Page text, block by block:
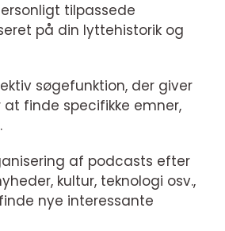
tilpassede
på din lyttehistorik og
søgefunktion, der giver
finde specifikke emner,
af podcasts efter
kultur, teknologi osv.,
nye interessante